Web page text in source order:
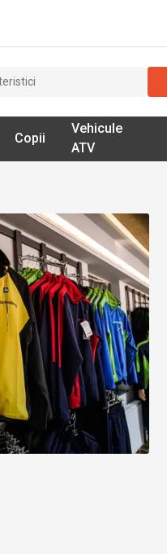
Copii
Vehicule
ATV